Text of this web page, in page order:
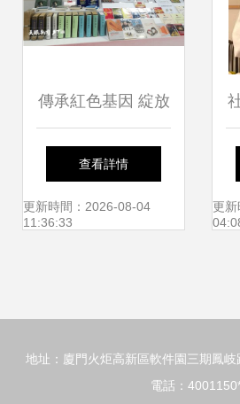
傳承紅色基因 綻放
時代芳華——慶祝
建黨100周年貴州
紀人服務共譜文化
查看詳情
更新時間：2026-08-04
11:36:33
更
地址：廈門火炬高新區軟件園三期鳳
電話：